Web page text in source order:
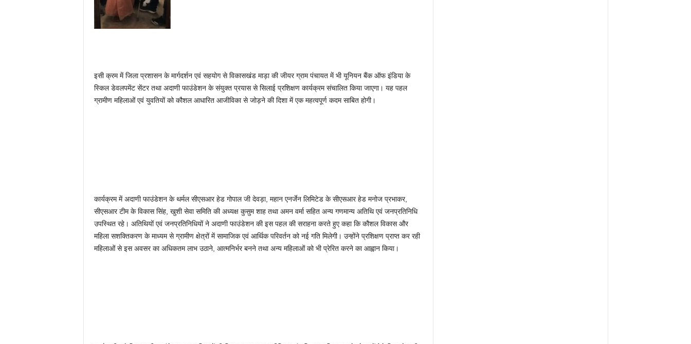
इसी क्रम में जिला प्रशासन के मार्गदर्शन एवं सहयोग से विकासखंड माड़ा की जीयर ग्राम पंचायत में भी यूनियन बैंक ऑफ इंडिया के
स्किल डेवलपमेंट सेंटर तथा अदाणी फाउंडेशन के संयुक्त प्रयास से सिलाई प्रशिक्षण कार्यक्रम संचालित किया जाएगा। यह पहल
ग्रामीण महिलाओं एवं युवतियों को कौशल आधारित आजीविका से जोड़ने की दिशा में एक महत्वपूर्ण कदम साबित होगी।
कार्यक्रम में अदाणी फाउंडेशन के थर्मल सीएसआर हेड गोपाल जी देवड़ा, महान एनर्जेन लिमिटेड के सीएसआर हेड मनोज प्रभाकर,
सीएसआर टीम के विकास सिंह, खुशी सेवा समिति की अध्यक्ष कुसुम शाह तथा अमन वर्मा सहित अन्य गणमान्य अतिथि एवं जनप्रतिनिधि
उपस्थित रहे। अतिथियों एवं जनप्रतिनिधियों ने अदाणी फाउंडेशन की इस पहल की सराहना करते हुए कहा कि कौशल विकास और
महिला सशक्तिकरण के माध्यम से ग्रामीण क्षेत्रों में सामाजिक एवं आर्थिक परिवर्तन को नई गति मिलेगी। उन्होंने प्रशिक्षण प्राप्त कर रही
महिलाओं से इस अवसर का अधिकतम लाभ उठाने, आत्मनिर्भर बनने तथा अन्य महिलाओं को भी प्रेरित करने का आह्वान किया।